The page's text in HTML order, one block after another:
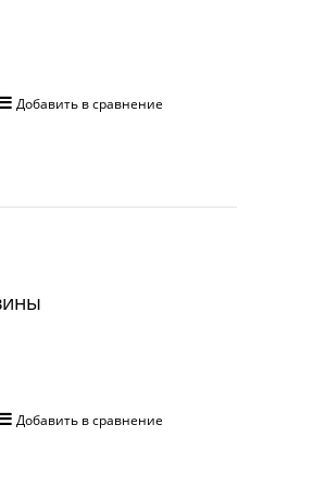
Добавить в сравнение
Добавить в сравнение